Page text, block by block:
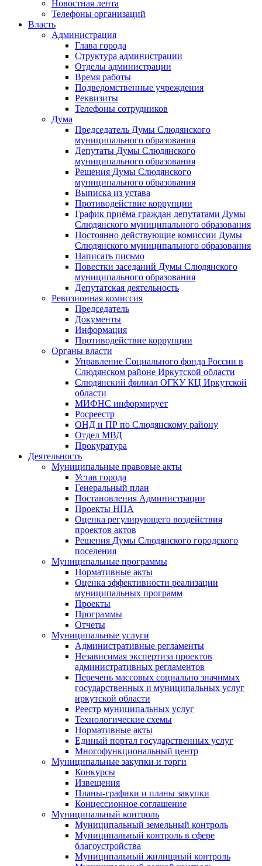
Новостная лента
Телефоны организаций
Власть
Администрация
Глава города
Структура администрации
Отделы администрации
Время работы
Подведомственные учреждения
Реквизиты
Телефоны сотрудников
Дума
Председатель Думы Слюдянского
муниципального образования
Депутаты Думы Слюдянского
муниципального образования
Решения Думы Слюдянского
муниципального образования
Выписка из устава
Противодействие коррупции
График приёма граждан депутатами Думы
Слюдянского муниципального образования
Постоянно действующие комиссии Думы
Слюдянского муниципального образования
Написать письмо
Повестки заседаний Думы Слюдянского
муниципального образования
Депутатская деятельность
Ревизионная комиссия
Председатель
Документы
Информация
Противодействие коррупции
Органы власти
Управление Социального фонда России в
Слюдянском районе Иркутской области
Слюдянский филиал ОГКУ КЦ Иркутской
области
МИФНС информирует
Росреестр
ОНД и ПР по Слюдянскому району
Отдел МВД
Прокуратура
Деятельность
Муниципальные правовые акты
Устав города
Генеральный план
Постановления Администрации
Проекты НПА
Оценка регулирующего воздействия
проектов актов
Решения Думы Слюдянского городского
поселения
Муниципальные программы
Нормативные акты
Оценка эффективности реализации
муниципальных программ
Проекты
Программы
Отчеты
Муниципальные услуги
Административные регламенты
Независимая экспертиза проектов
административных регламентов
Перечень массовых социально значимых
государственных и муниципальных услуг
иркутской области
Реестр муниципальных услуг
Технологические схемы
Нормативные акты
Единый портал государственных услуг
Многофункциональный центр
Муниципальные закупки и торги
Конкурсы
Извещения
Планы-графики и планы закупки
Концессионное соглашение
Муниципальный контроль
Муниципальный земельный контроль
Муниципальный контроль в сфере
благоустройства
Муниципальный жилищный контроль